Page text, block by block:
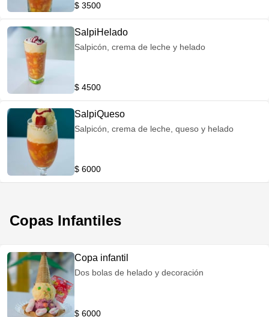
$ 3500
SalpiHelado
Salpicón, crema de leche y helado
$ 4500
SalpiQueso
Salpicón, crema de leche, queso y helado
$ 6000
Copas Infantiles
Copa infantil
Dos bolas de helado y decoración
$ 6000